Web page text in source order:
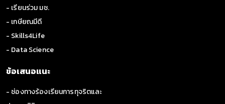
- เรียนร่วม มช.
- เกษียณมีดี
- Skills4Life
- Data Science
ข้อเสนอแนะ
- ช่องทางร้องเรียนการทุจริตและ